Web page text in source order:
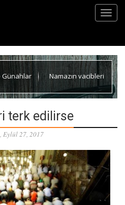
Günahlar Namazın vacibleri
terk edilirse
Eylül 27, 2017